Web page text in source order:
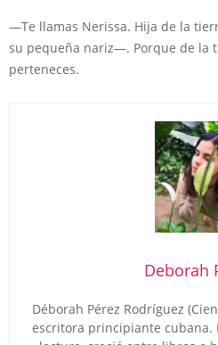
—Te llamas Nerissa. Hija de la
su pequeña nariz—. Porque de la
perteneces.
Deborah
Déborah Pérez Rodríguez
escritora principiante cubana.